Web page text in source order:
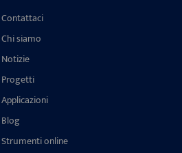
Contattaci
Chi siamo
Notizie
Progetti
Applicazioni
Blog
Strumenti online